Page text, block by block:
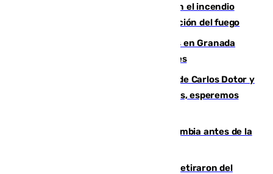
Activado el nivel 2 de emergencia en el incendio
forestal de Niebla por la compleja evolución del fuego
Controlado un incendio de rastrojos en Granada
junto a la autovía y al Callejón de Nogales
Juanfran Funes, sobre las lesiones de Carlos Dotor y
Fernando Calero: “Estamos preocupados, esperemos
Felipe VI refuerza los lazos con Colombia antes de la
Fernando Calero y Carlos Dotor se retiraron del